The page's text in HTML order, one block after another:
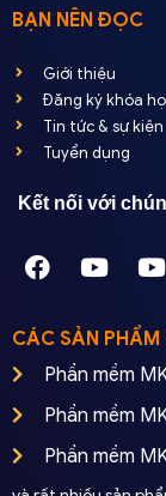
BẠN NÊN ĐỌC
Giới thiệu
Đăng ký khóa
Tin tức & sự kiện
Tuyển dụng
Kết nối với
CÁC SẢN PHẨM
Phần mềm
Phần mềm
Phần mềm